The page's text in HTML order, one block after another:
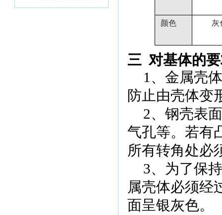
颜色 灰
三 对基体的
1 、金属壳
防止由壳体变
2、钢壳表
气孔等。若有
所有转角处必
3、为了保
属壳体必须经
面呈银灰色。